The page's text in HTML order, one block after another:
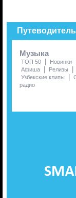
Путеводитель
Музыка
ТОП 50 | Новинки
Афиша | Релизы |
Узбекские клипы |
радио